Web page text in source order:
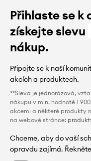
Přihlaste se k
získejte slevu
nákup.
Připojte se k naší
akcích a produktech.
**Sleva je jednorázová,
nákupu v min. hodnotě 1
akcemi a některé produkty
na webové stránce:
Chceme, aby do vaší
opravdu zajímá.